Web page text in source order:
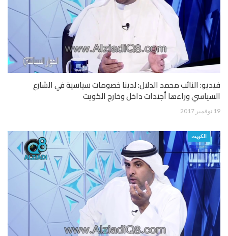
فيديو: النائب محمد الدلال: لدينا خصومات سياسية في الشارع
السياسي وراءها أجندات داخل وخارج الكويت
19 نوفمبر 2017
الكويت